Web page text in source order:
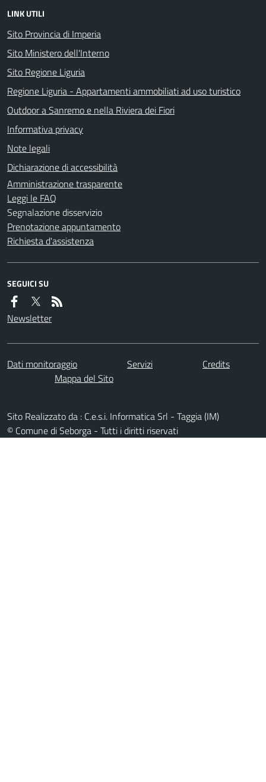
LINK UTILI
Sito Provincia di Imperia
Sito Ministero dell'Interno
Sito Regione Liguria
Regione Liguria - Appartamenti ammobiliati ad uso turistico
Outdoor a Sanremo e nella Riviera dei Fiori
Informativa privacy
Note legali
Dichiarazione di accessibilità
Amministrazione trasparente
Leggi le FAQ
Segnalazione disservizio
Prenotazione appuntamento
Richiesta d'assistenza
SEGUICI SU
Newsletter
Dati monitoraggio Servizi
Credits
Mappa del Sito
Sito Realizzato da : C.e.s.i. Informatica Srl - Taggia (IM)
© Comune di Seborga - Tutti i diritti riservati